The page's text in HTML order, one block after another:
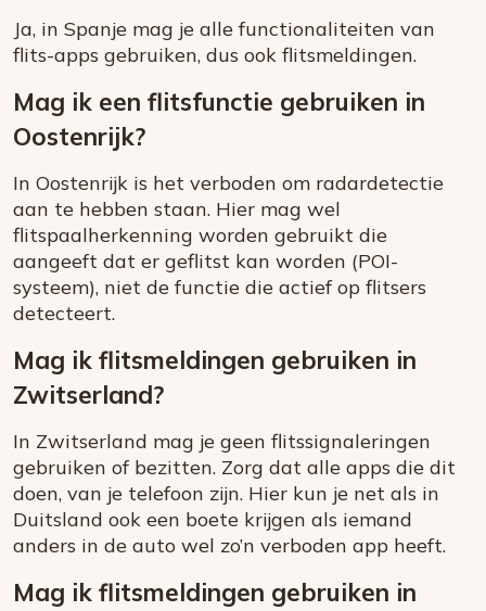
Ja, in Spanje mag je alle functionaliteiten van
flits-apps gebruiken, dus ook flitsmeldingen.
Mag ik een flitsfunctie gebruiken in
Oostenrijk?
In Oostenrijk is het verboden om radardetectie
aan te hebben staan. Hier mag wel
flitspaalherkenning worden gebruikt die
aangeeft dat er geflitst kan worden (POI-
systeem), niet de functie die actief op flitsers
detecteert.
Mag ik flitsmeldingen gebruiken in
Zwitserland?
In Zwitserland mag je geen flitssignaleringen
gebruiken of bezitten. Zorg dat alle apps die dit
doen, van je telefoon zijn. Hier kun je net als in
Duitsland ook een boete krijgen als iemand
anders in de auto wel zo’n verboden app heeft.
Mag ik flitsmeldingen gebruiken in